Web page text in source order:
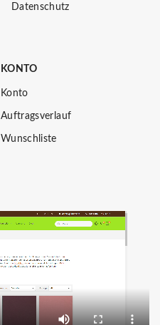
Datenschutz
KONTO
Konto
Auftragsverlauf
Wunschliste